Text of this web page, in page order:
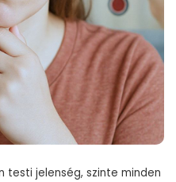
testi jelenség, szinte minden